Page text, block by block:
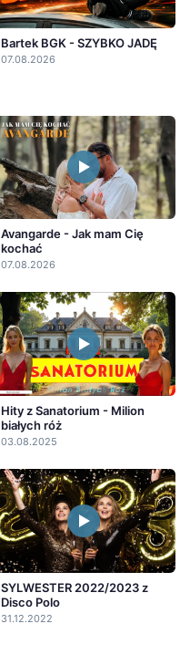
Bartek BGK - SZYBKO JADĘ
07.08.2026
Avangarde - Jak mam Cię
kochać
07.08.2026
Hity z Sanatorium - Milion
białych róż
03.08.2025
SYLWESTER 2022/2023 z
Disco Polo
31.12.2022